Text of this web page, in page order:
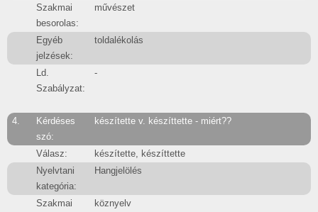
Szakmai
besorolas:
művészet
Egyéb
jelzések:
toldalékolás
Ld.
Szabályzat:
-
4.
Kérdéses
szó:
készítette v. készíttette - miért??
Válasz:
készítette, készíttette
Nyelvtani
kategória:
Hangjelölés
Szakmai
köznyelv